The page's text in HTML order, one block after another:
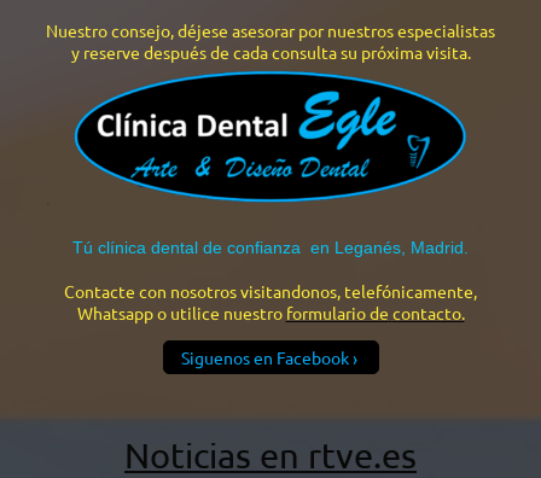
Nuestro consejo, déjese asesorar por nuestros especialistas
y reserve después de cada consulta su próxima visita.
Tú clínica dental de confianza en Leganés, Madrid.
Contacte con nosotros visitandonos, telefónicamente,
Whatsappo utilice nuestro formulario de contacto.
Siguenos en Facebook
Noticias en rtve.es